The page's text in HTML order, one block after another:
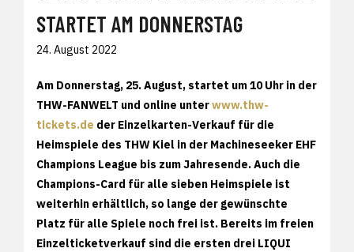
STARTET AM DONNERSTAG
24. August 2022
Am Donnerstag, 25. August, startet um 10 Uhr in der
THW-FANWELT und online unterwww.thw-
tickets.de der Einzelkarten-Verkauf für die
Heimspiele des THW Kiel in der Machineseeker EHF
Champions League bis zum Jahresende. Auch die
Champions-Card für alle sieben Heimspiele ist
weiterhin erhältlich, so lange der gewünschte
Platz für alle Spiele noch frei ist. Bereits im freien
Einzelticketverkauf sind die ersten drei LIQUI